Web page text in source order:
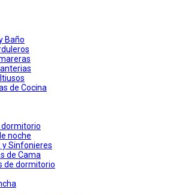
Baño
de Cocina
noche
y Sinfonieres
de Cama
de dormitorio